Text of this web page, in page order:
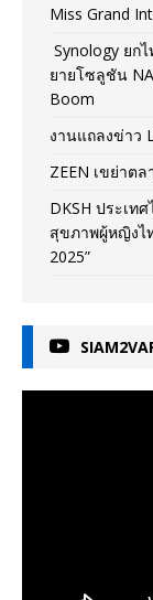
Miss Grand
Synology ยก
ยายโซลูชัน
Boom
งานแถลงข่าว
ZEEN เขย่าต
DKSH ประเท
สุขภาพผู้หญิงไ
2025”